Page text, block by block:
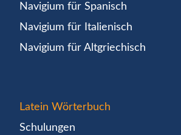
Navigium für Spanisch
Navigium für Italienisch
Navigium für Altgriechisch
Latein Wörterbuch
Schulungen